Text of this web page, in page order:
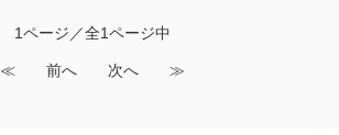
1ページ／全1ページ中
≪ 前へ 次へ ≫